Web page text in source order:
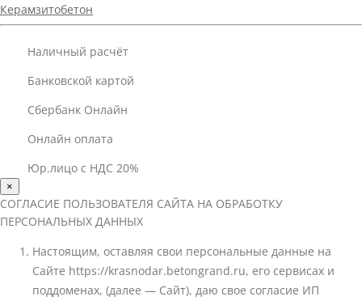
Керамзитобетон
Наличный расчёт
Банковской картой
Сбербанк Онлайн
Онлайн оплата
Юр.лицо с НДС 20%
×
СОГЛАСИЕ ПОЛЬЗОВАТЕЛЯ САЙТА НА ОБРАБОТКУ
ПЕРСОНАЛЬНЫХ ДАННЫХ
Настоящим, оставляя свои персональные данные на
Сайте https://krasnodar.betongrand.ru, его сервисах и
поддоменах, (далее — Сайт), даю свое согласие ИП